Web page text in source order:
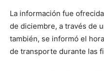
La información fue
de diciembre, a través de
también, se informó el
de transporte durante las